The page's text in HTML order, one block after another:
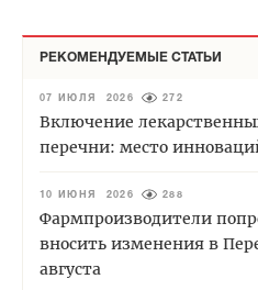
РЕКОМЕНДУЕМЫЕ СТАТЬИ
07 ИЮЛЯ 2026 272
Включение
перечни: место
10 ИЮНЯ 2026 288
Фармпроизводители
вносить изменения в
августа